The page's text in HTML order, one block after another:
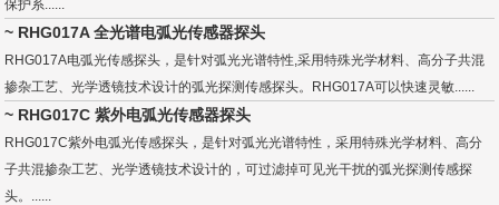
保护系......
~ RHG017A 全光谱电弧光传感器探头
RHG017A电弧光传感探头，是针对弧光光谱特性,采用特殊光学材料、高分子共混
掺杂工艺、光学透镜技术设计的弧光探测传感探头。RHG017A可以快速灵敏......
~ RHG017C 紫外电弧光传感器探头
RHG017C紫外电弧光传感探头，是针对弧光光谱特性，采用特殊光学材料、高分
子共混掺杂工艺、光学透镜技术设计的，可过滤掉可见光干扰的弧光探测传感探
头。......